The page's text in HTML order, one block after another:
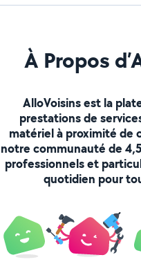
À Propos
AlloVoisins est la
prestations de
matériel à proximité de
notre communauté de
professionnels et
quotidien pour